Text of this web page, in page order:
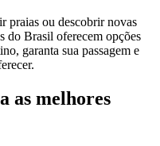
praias ou descobrir novas
do Brasil oferecem opções
garanta sua passagem e
as melhores